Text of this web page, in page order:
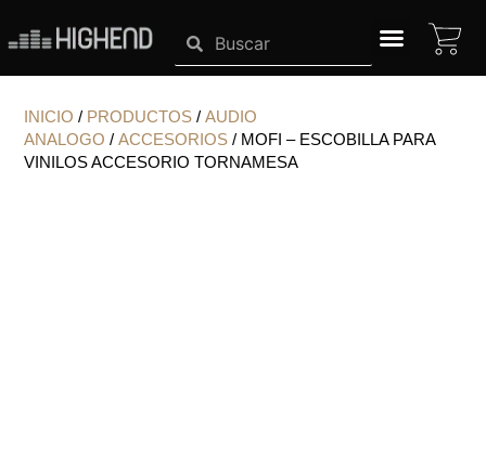
contenido
INICIO / PRODUCTOS / AUDIO
ANALOGO / ACCESORIOS / MOFI – ESCOBILLA PARA
VINILOS ACCESORIO TORNAMESA